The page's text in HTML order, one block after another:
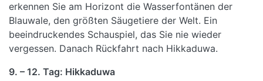
erkennen Sie am Horizont die Wasserfontänen der
Blauwale, den größten Säugetiere der Welt. Ein
beeindruckendes Schauspiel, das Sie nie wieder
vergessen. Danach Rückfahrt nach Hikkaduwa.
9. – 12. Tag: Hikkaduwa